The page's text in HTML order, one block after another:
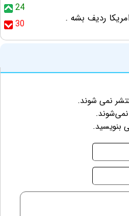
24
30
ردیف بشه .
نمی شوند.
نمی‌شوند.
بنویسید.